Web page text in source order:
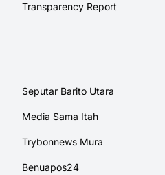
Transparency Report
Seputar Barito Utara
Media Sama Itah
Trybonnews Mura
Benuapos24